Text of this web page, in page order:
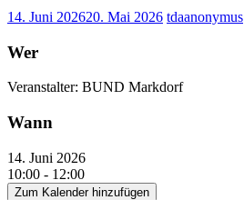
14. Juni 202620. Mai 2026 tdaanonymus
Wer
Veranstalter: BUND Markdorf
Wann
14. Juni 2026
10:00 - 12:00
Zum Kalender hinzufügen